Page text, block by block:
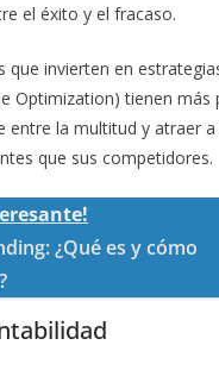
el éxito y el fracaso.
que invierten en
Optimization) tienen más
entre la multitud y atraer a
que sus competidores.
¿Qué es y cómo